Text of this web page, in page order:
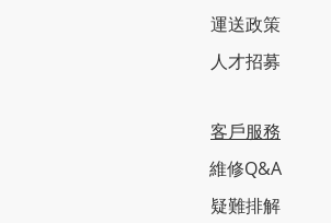
運送政策
人才招募
客戶服務
維修Q&A
疑難排解